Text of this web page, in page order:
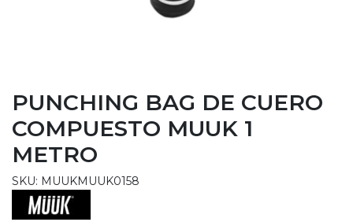
PUNCHING BAG DE CUERO
COMPUESTO MUUK 1
METRO
SKU: MUUKMUUK0158